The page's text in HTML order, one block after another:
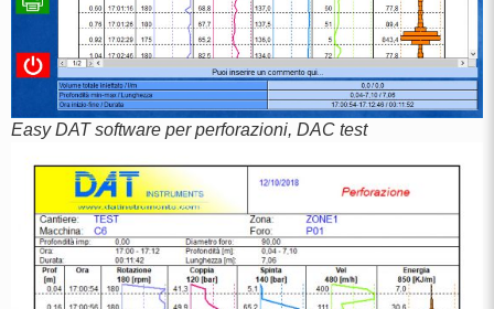
Easy DAT software per perforazioni, DAC test